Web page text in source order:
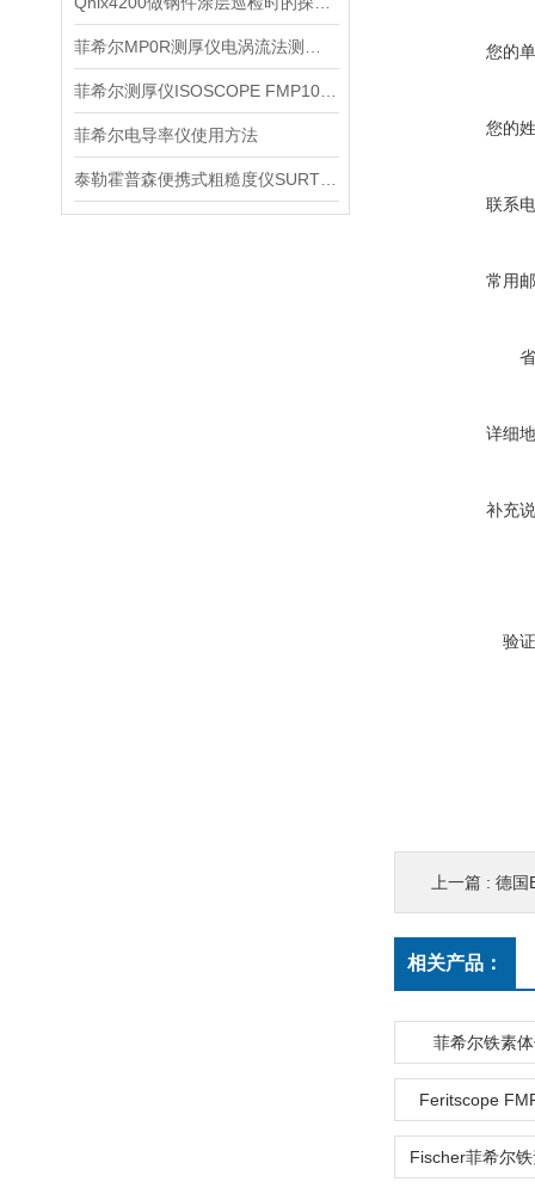
菲希尔电导率仪使用方法
您的
您的
联系
常用
详细
补充
验
上一篇 : 德国
相关产品：
菲希尔铁素
Feritscope